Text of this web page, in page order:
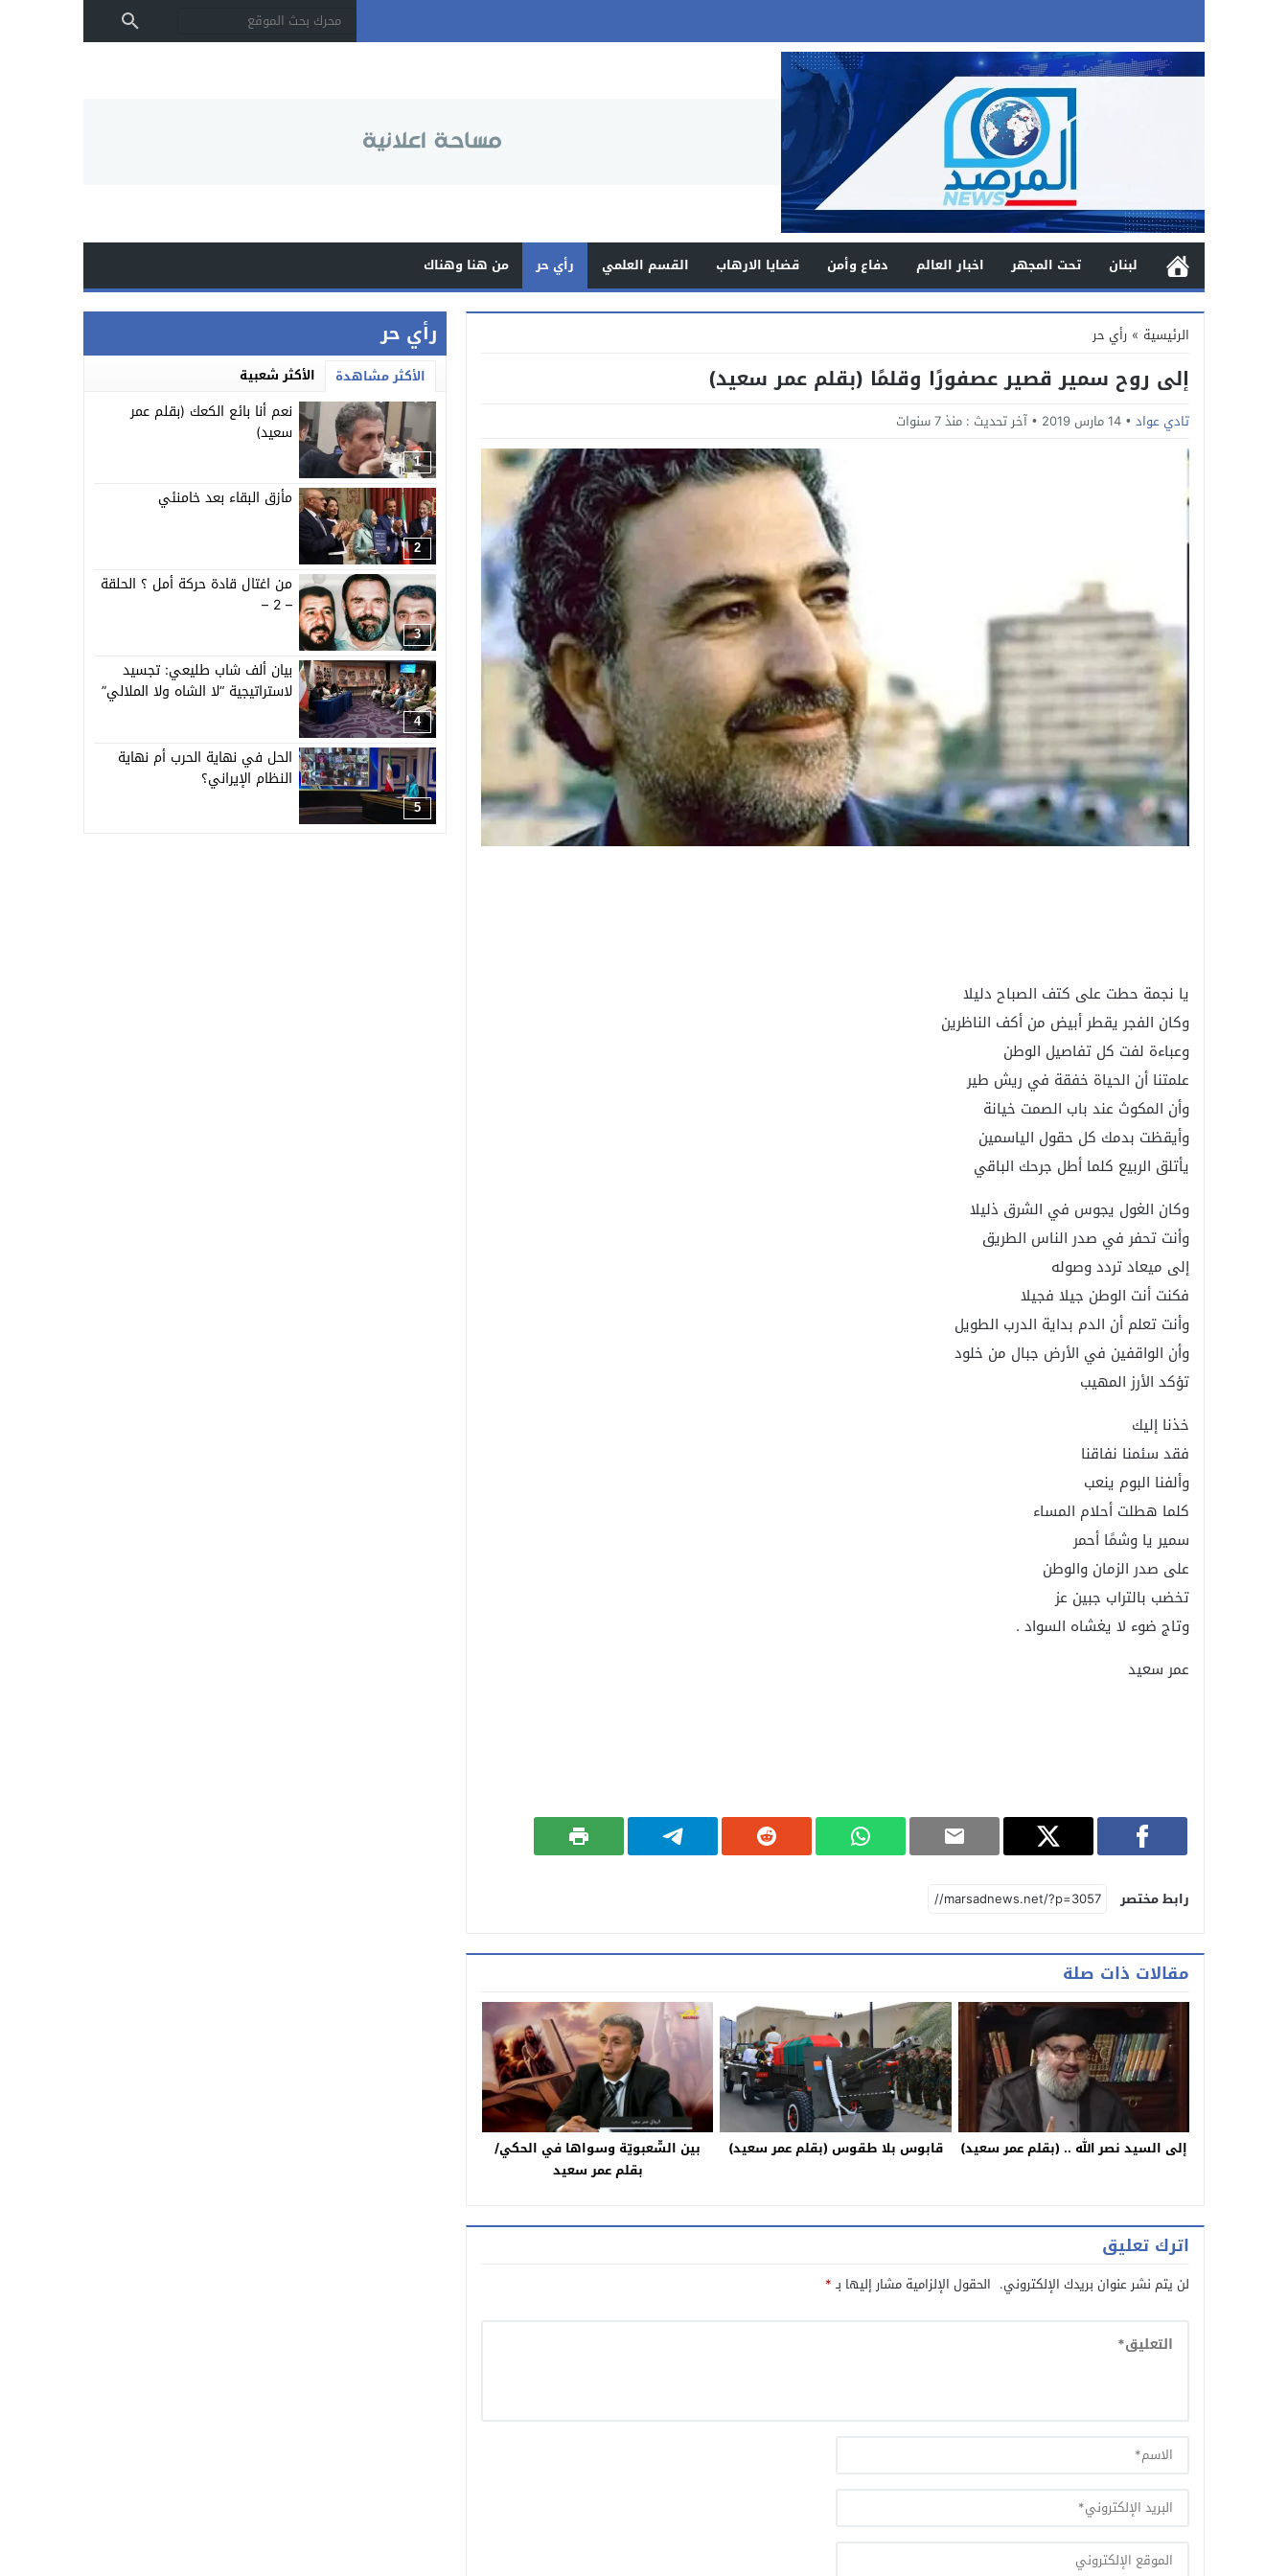
لبنان تحت المجهر اخبار العالم دفاع وأمن قضايا الارهاب القسم العلمي رأي حر من هنا وهناك
الرئيسية » رأي حر
إلى روح سمير قصير عصفورًا وقلمًا (بقلم عمر سعيد)
تادي عواد 14 مارس 2019 آخر تحديث : منذ 7 سنوات
يا نجمة حطت على كتف الصباح دليلا
وكان الفجر يقطر أبيض من أكف الناظرين
وعباءة لفت كل تفاصيل الوطن
علمتنا أن الحياة خفقة في ريش طير
وأن المكوث عند باب الصمت خيانة
وأيقظت بدمك كل حقول الياسمين
يأتلق الربيع كلما أطل جرحك الباقي
وكان الغول يجوس في الشرق ذليلا
وأنت تحفر في صدر الناس الطريق
إلى ميعاد تردد وصوله
فكنت أنت الوطن جيلا فجيلا
وأنت تعلم أن الدم بداية الدرب الطويل
وأن الواقفين في الأرض جبال من خلود
تؤكد الأرز المهيب
خذنا إليك
فقد سئمنا نفاقنا
وألفنا البوم ينعب
كلما هطلت أحلام المساء
سمير يا وشمًا أحمر
على صدر الزمان والوطن
تخضب بالتراب جبين عز
وتاج ضوء لا يغشاه السواد .
عمر سعيد
رابط مختصر
مقالات ذات صلة
إلى السيد نصر الله .. (بقلم عمر سعيد) قابوس بلا طقوس (بقلم عمر سعيد)
بين الشّعبويّة وسواها في الحكي/
بقلم عمر سعيد
اترك تعليق
لن يتم نشر عنوان بريدك الإلكتروني. الحقول الإلزامية مشار إليها بـ*
رأي حر
الأكثر مشاهدة الأكثر شعبية
1
نعم أنا بائع الكعك (بقلم عمر
سعيد)
2
مأزق البقاء بعد خامنئي
3
من اغتال قادة حركة أمل ؟ الحلقة
– 2 –
4
بيان ألف شاب طليعي: تجسيد
لاستراتيجية “لا الشاه ولا الملالي”
5
الحل في نهاية الحرب أم نهاية
النظام الإيراني؟